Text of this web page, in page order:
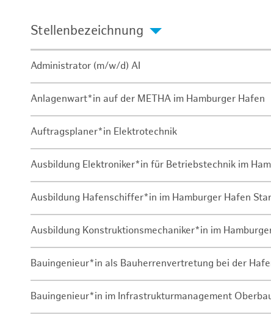
Stellenbezeichnung
Administrator (m/w/d) AI
Anlagenwart*in auf der METHA im Hamburger Hafen
Auftragsplaner*in Elektrotechnik
Ausbildung Elektroniker*in für Betriebstechnik im
Ausbildung Hafenschiffer*in im Hamburger Hafen
Ausbildung Konstruktionsmechaniker*in im
Bauingenieur*in als Bauherrenvertretung bei der
Bauingenieur*in im Infrastrukturmanagement